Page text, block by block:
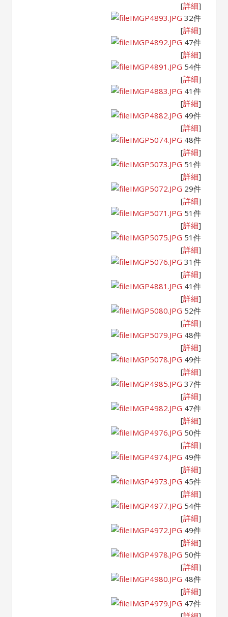
[詳細]
IMGP4893.JPG 32件
[詳細]
IMGP4892.JPG 47件
[詳細]
IMGP4891.JPG 54件
[詳細]
IMGP4883.JPG 41件
[詳細]
IMGP4882.JPG 49件
[詳細]
IMGP5074.JPG 48件
[詳細]
IMGP5073.JPG 51件
[詳細]
IMGP5072.JPG 29件
[詳細]
IMGP5071.JPG 51件
[詳細]
IMGP5075.JPG 51件
[詳細]
IMGP5076.JPG 31件
[詳細]
IMGP4881.JPG 41件
[詳細]
IMGP5080.JPG 52件
[詳細]
IMGP5079.JPG 48件
[詳細]
IMGP5078.JPG 49件
[詳細]
IMGP4985.JPG 37件
[詳細]
IMGP4982.JPG 47件
[詳細]
IMGP4976.JPG 50件
[詳細]
IMGP4974.JPG 49件
[詳細]
IMGP4973.JPG 45件
[詳細]
IMGP4977.JPG 54件
[詳細]
IMGP4972.JPG 49件
[詳細]
IMGP4978.JPG 50件
[詳細]
IMGP4980.JPG 48件
[詳細]
IMGP4979.JPG 47件